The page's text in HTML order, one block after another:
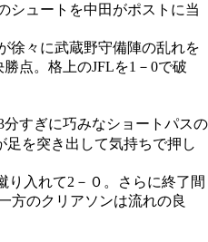
シュートを中田がポストに当
徐々に武蔵野守備陣の乱れを
点。格上のJFLを1－0で破
すぎに巧みなショートパスの
を突き出して気持ちで押し
り入れて2－０。さらに終了間
方のクリアソンは流れの良